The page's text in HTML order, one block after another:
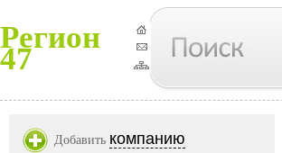
Регион
47
Добавить компанию